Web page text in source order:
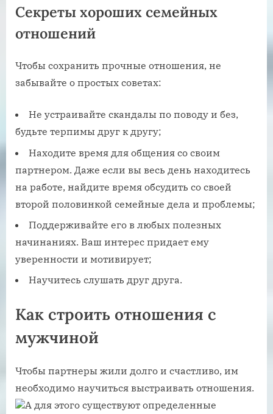
Секреты хороших семейных
отношений
Чтобы сохранить прочные отношения, не
забывайте о простых советах:
Не устраивайте скандалы по поводу и без,
будьте терпимы друг к другу;
Находите время для общения со своим
партнером. Даже если вы весь день находитесь
на работе, найдите время обсудить со своей
второй половинкой семейные дела и проблемы;
Поддерживайте его в любых полезных
начинаниях. Ваш интерес придает ему
уверенности и мотивирует;
Научитесь слушать друг друга.
Как строить отношения с
мужчиной
Чтобы партнеры жили долго и счастливо, им
необходимо научиться выстраивать отношения.
А для этого существуют определенные